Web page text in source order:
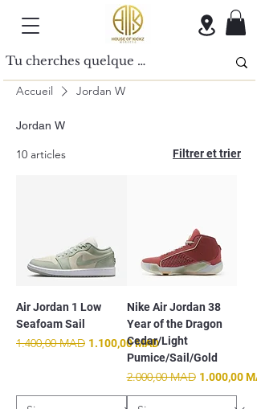
Accueil Jordan W
Jordan W
10 articles Filtrer et trier
Air Jordan 1 Low
Seafoam Sail
Prix original
1.400,00 MAD Prix promotionnel
1.100,00 MAD
Nike Air Jordan 38
Year of the Dragon
Cedar/Light
Pumice/Sail/Gold
Prix original
2.000,00 MAD Prix
1.000,00